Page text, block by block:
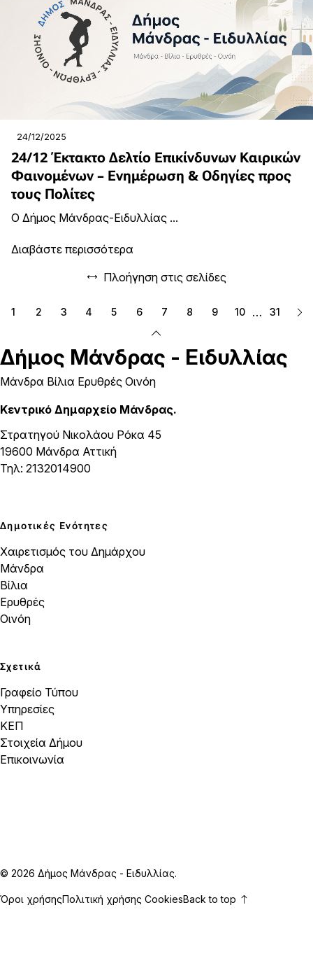
24/12/2025
24/12 Έκτακτο Δελτίο Επικίνδυνων Καιρικών
Φαινομένων – Ενημέρωση & Οδηγίες προς
τους Πολίτες
Ο Δήμος Μάνδρας-Ειδυλλίας ...
Διαβάστε περισσότερα
Πλοήγηση στις σελίδες
1 2 3 4 5 6 7 8 9 10 … 31
Δήμος Μάνδρας - Ειδυλλίας
Μάνδρα Βίλια Ερυθρές Οινόη
Κεντρικό Δημαρχείο Μάνδρας.
Στρατηγού Νικολάου Ρόκα 45
19600 Μάνδρα Αττική
Τηλ: 2132014900
Δημοτικές Ενότητες
Χαιρετισμός του Δημάρχου
Μάνδρα
Βίλια
Ερυθρές
Οινόη
Σχετικά
Γραφείο Τύπου
Υπηρεσίες
ΚΕΠ
Στοιχεία Δήμου
Επικοινωνία
© 2026 Δήμος Μάνδρας - Ειδυλλίας.
Όροι χρήσηςΠολιτική χρήσης CookiesBack to top